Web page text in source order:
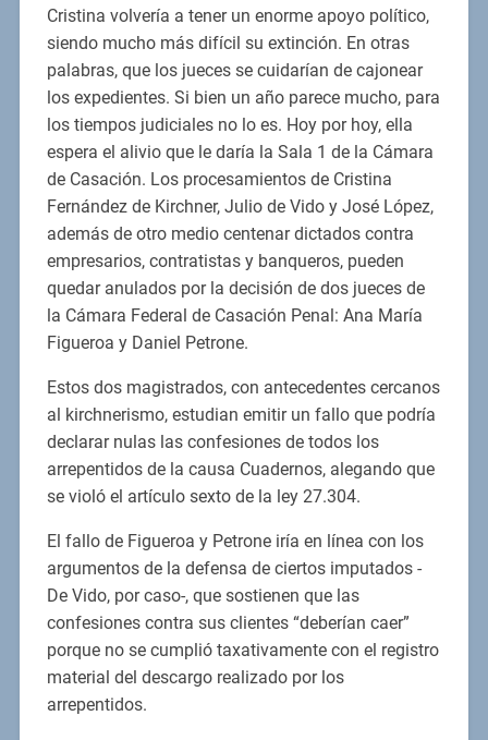
Cristina volvería a tener un enorme apoyo político,
siendo mucho más difícil su extinción. En otras
palabras, que los jueces se cuidarían de cajonear
los expedientes. Si bien un año parece mucho, para
los tiempos judiciales no lo es. Hoy por hoy, ella
espera el alivio que le daría la Sala 1 de la Cámara
de Casación. Los procesamientos de Cristina
Fernández de Kirchner, Julio de Vido y José López,
además de otro medio centenar dictados contra
empresarios, contratistas y banqueros, pueden
quedar anulados por la decisión de dos jueces de
la Cámara Federal de Casación Penal: Ana María
Figueroa y Daniel Petrone.
Estos dos magistrados, con antecedentes cercanos
al kirchnerismo, estudian emitir un fallo que podría
declarar nulas las confesiones de todos los
arrepentidos de la causa Cuadernos, alegando que
se violó el artículo sexto de la ley 27.304.
El fallo de Figueroa y Petrone iría en línea con los
argumentos de la defensa de ciertos imputados -
De Vido, por caso-, que sostienen que las
confesiones contra sus clientes “deberían caer”
porque no se cumplió taxativamente con el registro
material del descargo realizado por los
arrepentidos.